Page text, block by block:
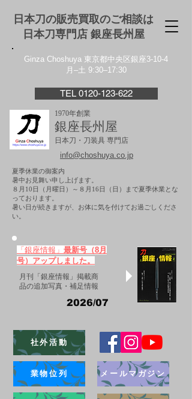
日本刀の販売買取のご相談は
日本刀専門店 銀座⻑州屋
Ginza Choshuya 東京都中央区銀座3-10-4
月–土 9:30–17:30
TEL 0120-123-622
1970年創業
銀座長州屋
日本刀・刀装具 専門店
info@choshuya.co.jp
夏季休業の御案内
暑中お見舞い申し上げます。
８月10日（月曜日）～８月16日（日）まで夏季休業とな
っております。
​暑い日が続きますが、お体に気を付けてお過ごしくださ
い。
「銀座情報」 最新号（8月
号）アップしました。
月刊「銀座情報」掲載商
品の追加写真・補足情報
2026/07
社外活動
業物位列 メールマガジン